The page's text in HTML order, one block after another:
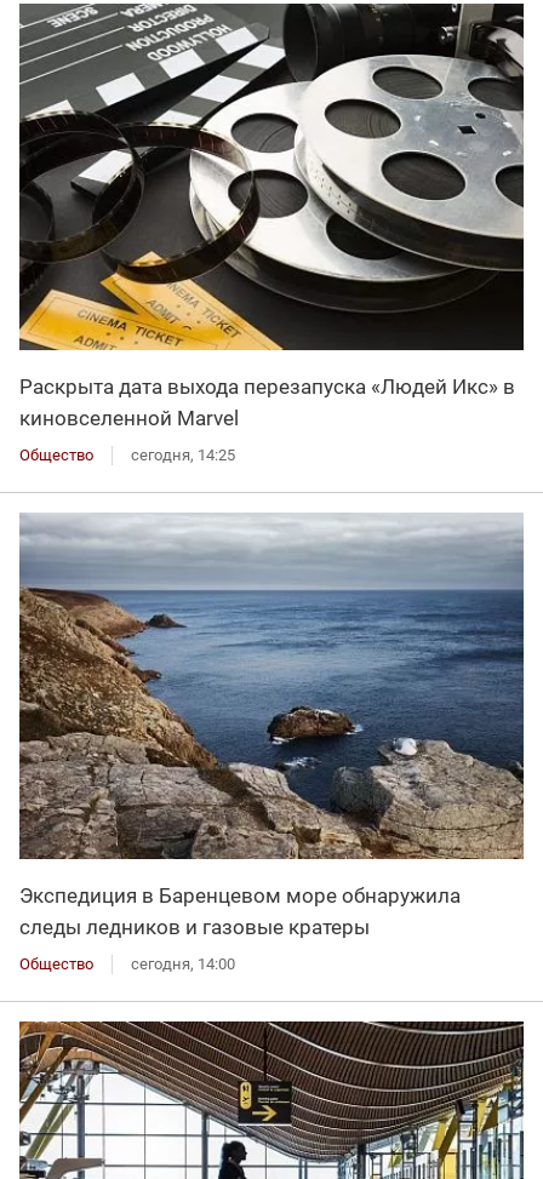
Раскрыта дата выхода перезапуска «Людей Икс» в
киновселенной Marvel
Общество сегодня, 14:25
Экспедиция в Баренцевом море обнаружила
следы ледников и газовые кратеры
Общество сегодня, 14:00